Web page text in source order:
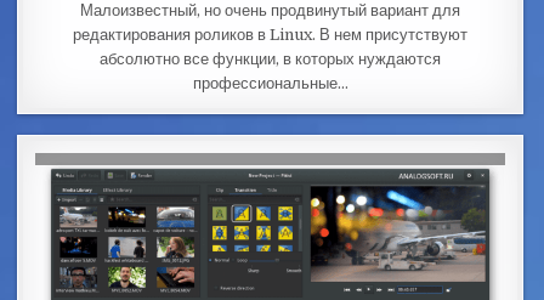
Малоизвестный, но очень продвинутый вариант для
редактирования роликов в Linux. В нем присутствуют
абсолютно все функции, в которых нуждаются
профессиональные…